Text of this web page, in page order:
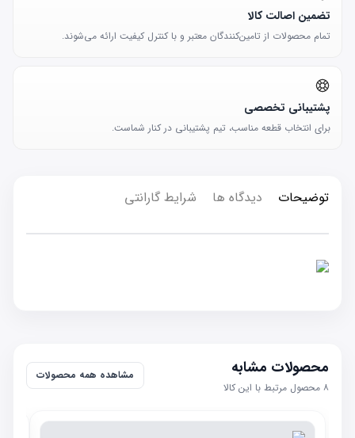
تضمین اصالت کالا
تمام محصولات از تامین‌کنندگان معتبر و با کنترل کیفیت ارائه می‌شوند.
پشتیبانی تخصصی
برای انتخاب قطعه مناسب، تیم پشتیبانی در کنار شماست.
توضیحات دیدگاه ها شرایط گارانتی
محصولات مشابه
۸ محصول مرتبط با این کالا
مشاهده همه محصولات